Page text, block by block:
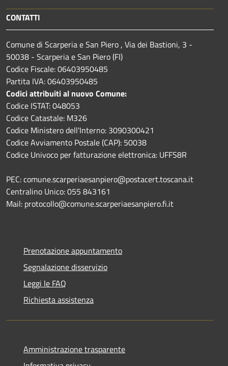
CONTATTI
Comune di Scarperia e San Piero , Via dei Bastioni, 3 -
50038 - Scarperia e San Piero (FI)
Codice Fiscale: 06403950485
Partita IVA: 06403950485
Codici attribuiti al nuovo Comune:
Codice ISTAT: 048053
Codice Catastale: M326
Codice Ministero dell'Interno: 3090300421
Codice Avviamento Postale (CAP): 50038
Codice Univoco per fatturazione elettronica: UFFS8R
PEC: comune.scarperiaesanpiero@postacert.toscana.it
Centralino Unico: 055 843161
Mail: protocollo@comune.scarperiaesanpiero.fi.it
Prenotazione appuntamento
Segnalazione disservizio
Leggi le FAQ
Richiesta assistenza
Amministrazione trasparente